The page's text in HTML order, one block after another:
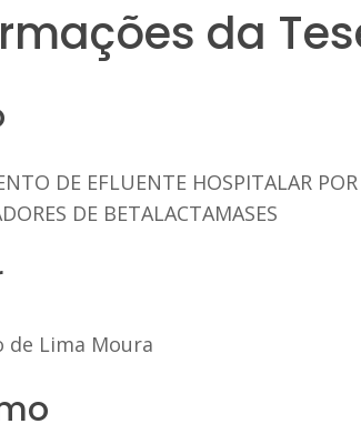
da
DE EFLUENTE HOSPITALAR
DE BETALACTAMASES
de Lima Moura